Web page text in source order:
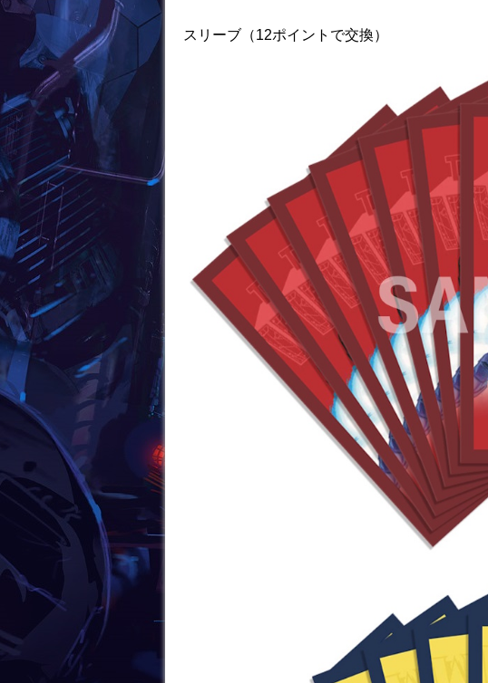
スリーブ（12ポイントで交換）